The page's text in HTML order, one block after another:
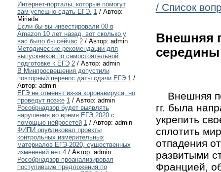
Интернет-порталы, которые помогут
вам успешно сдать ЕГЭ. 1/ Автор:
Miriada
Если бы вы инвестировали 00 в
Amazon 10 лет назад, вот сколько у
вас было бы сейчас 2/ Автор: admin
Методические рекомендации для
выпускников по самостоятельной
подготовке к ЕГЭ 2/ Автор: admin
В Минпросвещения допустили
повторный перенос даты сдачи ЕГЭ 1/
Автор: admin
ЕГЭ не отменят из-за коронавируса, но
проведут позже 1/ Автор: admin
Рособрнадзор будет выявлять
нарушения во время ЕГЭ 2020 с
помощью нейросетей 1/ Автор: admin
ФИПИ опубликовал проекты
контрольных измерительных
материалов ЕГЭ-2020, существенных
изменений нет 4/ Автор: admin
Рособрнадзор проанализировал
поступившие предложения по
/ Список
Внешняя
середины
Внешняя
гг. была
укрепить
сплотить
отпадения
развитыми
Францией,